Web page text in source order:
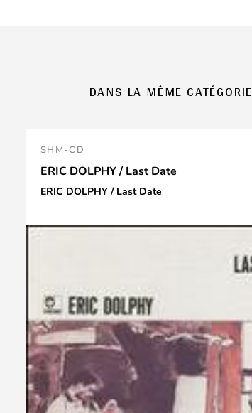
DANS LA MÊME CATÉGORIE
SHM-CD
ERIC DOLPHY / Last Date
ERIC DOLPHY / Last Date